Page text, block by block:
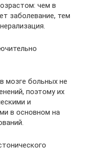
чем в
заболевание, тем
мозге больных не
поэтому их
и
в основном на